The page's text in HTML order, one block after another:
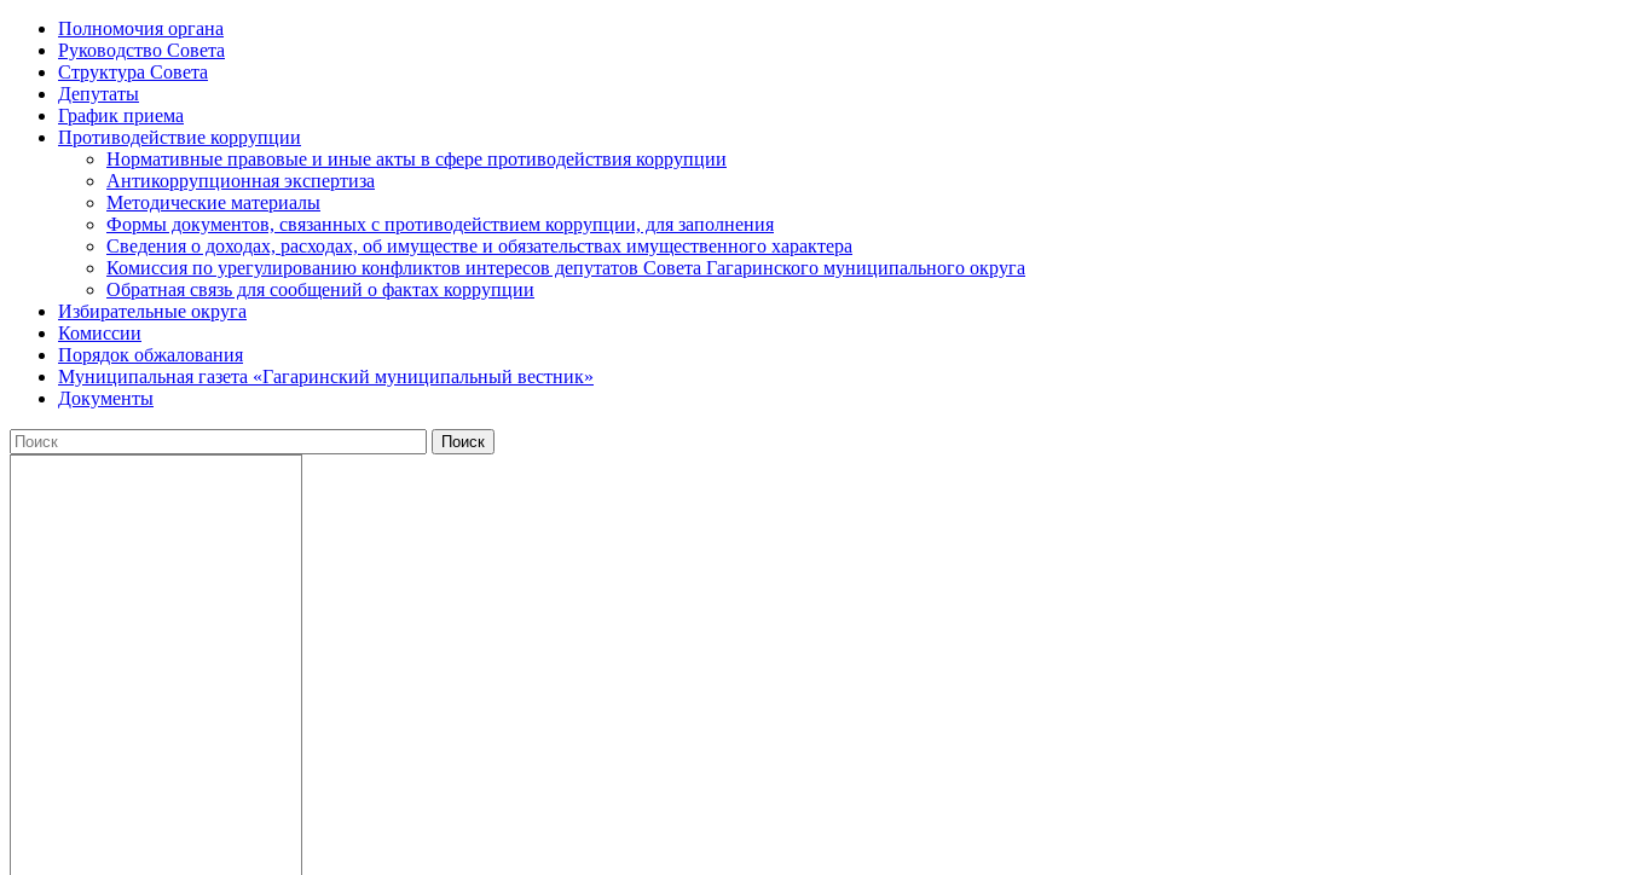
Полномочия органа
Руководство Совета
Структура Совета
Депутаты
График приема
Противодействие коррупции
Нормативные правовые и иные акты в сфере противодействия коррупции
Антикоррупционная экспертиза
Методические материалы
Формы документов, связанных с противодействием коррупции, для заполнения
Сведения о доходах, расходах, об имуществе и обязательствах имущественного характера
Комиссия по урегулированию конфликтов интересов депутатов Совета Гагаринского муниципального округа
Обратная связь для сообщений о фактах коррупции
Избирательные округа
Комиссии
Порядок обжалования
Муниципальная газета «Гагаринский муниципальный вестник»
Документы